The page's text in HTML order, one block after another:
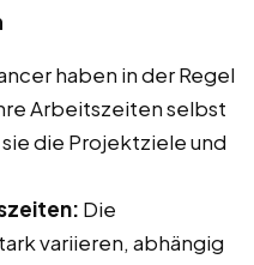
haben in der Regel
Arbeitszeiten selbst
die Projektziele und
Die
variieren, abhängig